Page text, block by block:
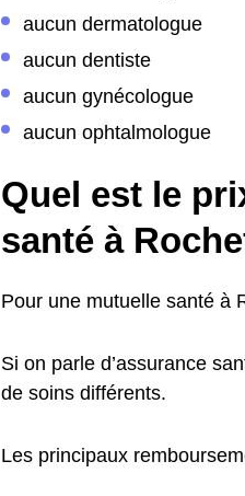
aucun dermatologue
aucun dentiste
aucun gynécologue
aucun ophtalmologue
Quel est le
santé à
Pour une mutuelle santé à
Si on parle d’assurance
de soins différents.
Les principaux